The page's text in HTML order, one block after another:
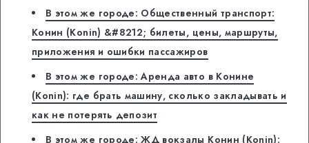
В этом же городе: Общественный транспорт:
Конин (Konin) &#8212; билеты, цены, маршруты,
приложения и ошибки пассажиров
В этом же городе: Аренда авто в Конине
(Konin): где брать машину, сколько закладывать и
как не потерять депозит
В этом же городе: ЖД вокзалы Конин (Konin):